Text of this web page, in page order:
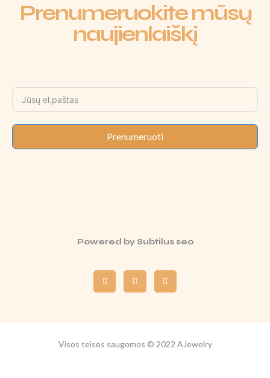
Prenumeruokite mūsų
naujienlaiškį
Prenumeruoti
Powered bySubtilus seo
Visos teisės saugomos © 2022 AJewelry